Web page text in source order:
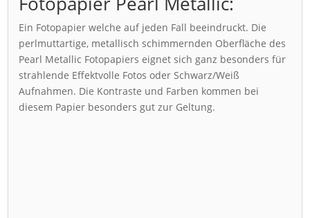
Ein Fotopapier welche auf jeden Fall beeindruckt. Die
perlmuttartige, metallisch schimmernden Oberfläche des
Pearl Metallic Fotopapiers eignet sich ganz besonders für
strahlende Effektvolle Fotos oder Schwarz/Weiß
Aufnahmen. Die Kontraste und Farben kommen bei
diesem Papier besonders gut zur Geltung.